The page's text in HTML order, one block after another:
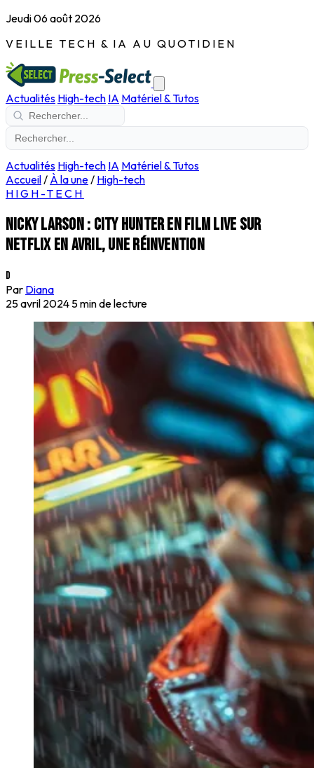
Jeudi 06 août 2026
VEILLE TECH & IA AU QUOTIDIEN
Actualités High-tech IA Matériel & Tutos
Actualités High-tech IA Matériel & Tutos
Accueil/ À la une/ High-tech
HIGH-TECH
Nicky Larson : City Hunter en film live sur
Netflix en avril, une réinvention
D
Par Diana
25 avril 2024 5 min de lecture